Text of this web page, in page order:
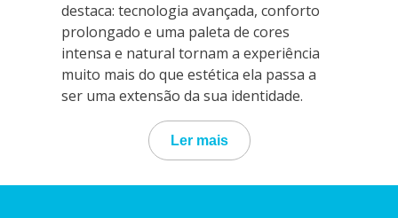
destaca: tecnologia avançada, conforto
prolongado e uma paleta de cores
intensa e natural tornam a experiência
muito mais do que estética ela passa a
ser uma extensão da sua identidade.
Ler mais